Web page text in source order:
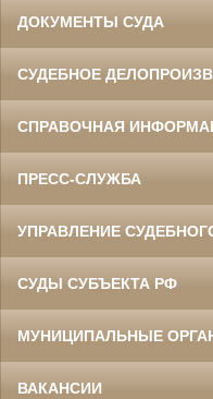
ДОКУМЕНТЫ СУДА
СУДЕБНОЕ
СПРАВОЧНАЯ
ПРЕСС-СЛУЖБА
УПРАВЛЕНИЕ
СУДЫ СУБЪЕКТА РФ
МУНИЦИПАЛЬНЫЕ
ВАКАНСИИ